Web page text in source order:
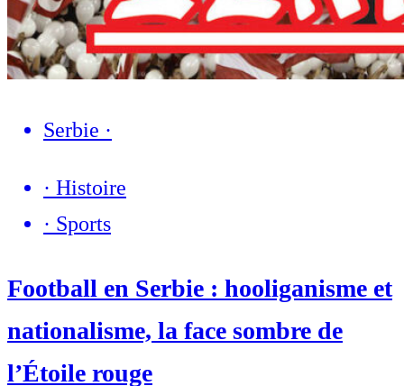
Serbie ·
· Histoire
· Sports
Football en Serbie : hooliganisme et
nationalisme, la face sombre de
l’Étoile rouge